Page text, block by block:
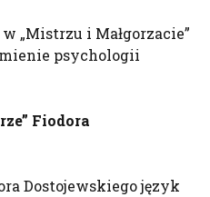
„Mistrzu i Małgorzacie”
psychologii
Fiodora
Dostojewskiego język